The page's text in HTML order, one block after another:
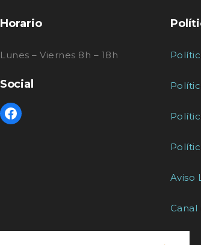
Horario
Lunes – Viernes 8h – 18h
Social
Aviso